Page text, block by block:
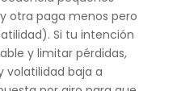
otra paga menos pero
Si tu intención
y limitar pérdidas,
volatilidad baja a